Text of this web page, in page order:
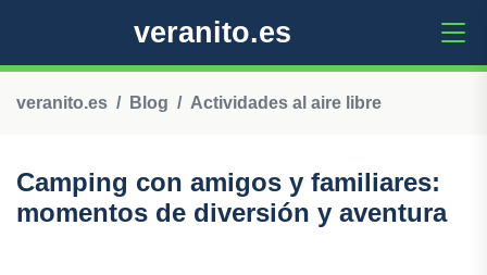
veranito.es
veranito.es Blog Actividades al aire libre
Camping con amigos y familiares:
momentos de diversión y aventura